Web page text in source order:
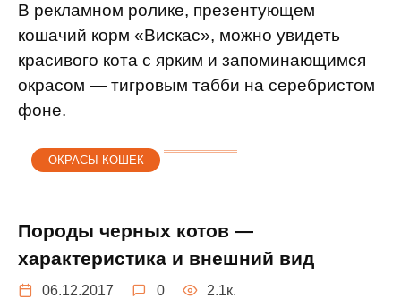
В рекламном ролике, презентующем
кошачий корм «Вискас», можно увидеть
красивого кота с ярким и запоминающимся
окрасом — тигровым табби на серебристом
фоне.
ОКРАСЫ КОШЕК
Породы черных котов —
характеристика и внешний вид
06.12.2017 0 2.1к.